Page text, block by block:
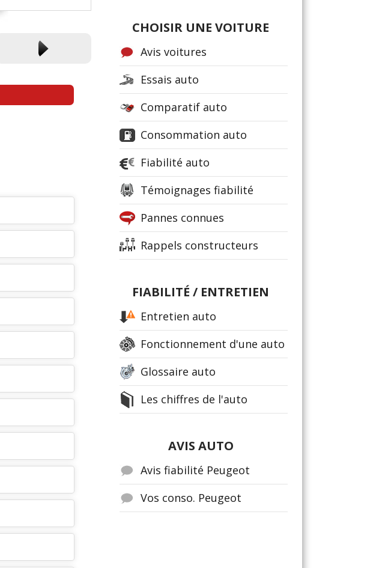
CHOISIR UNE VOITURE
Avis voitures
Essais auto
Comparatif auto
Consommation auto
Fiabilité auto
Témoignages fiabilité
Pannes connues
Rappels constructeurs
FIABILITÉ / ENTRETIEN
Entretien auto
Fonctionnement d'une auto
Glossaire auto
Les chiffres de l'auto
AVIS AUTO
Avis fiabilité Peugeot
Vos conso. Peugeot